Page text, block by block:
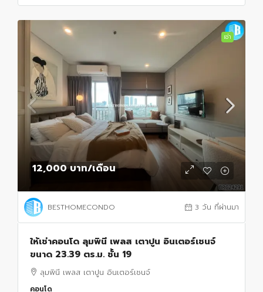
เช่า
12,000 บาท/เดือน
BESTHOMECONDO 3 วัน ที่ผ่านมา
ให้เช่าคอนโด ลุมพินี เพลส เตาปูน อินเตอร์เชนจ์
ขนาด 23.39 ตร.ม. ชั้น 19
ลุมพินี เพลส เตาปูน อินเตอร์เชนจ์
คอนโด